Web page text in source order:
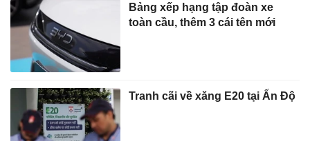
Bảng xếp hạng tập đoàn xe
toàn cầu, thêm 3 cái tên mới
Tranh cãi về xăng E20 tại Ấn Độ